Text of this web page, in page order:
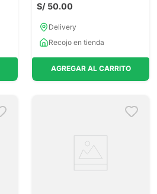
S/ 50.00
Delivery
Recojo en tienda
AGREGAR AL CARRITO